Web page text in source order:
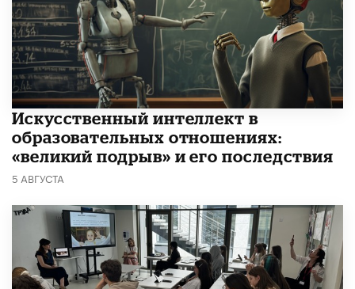
​Искусственный интеллект в
образовательных отношениях:
«великий подрыв» и его последствия
5 АВГУСТА